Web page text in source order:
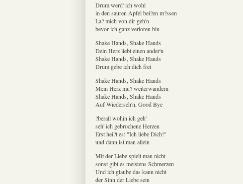
Drum werd' ich wohl
in den sauren Apfel bei?en m?ssen
La? mich von dir geh'n
bevor ich ganz verloren bin
Shake Hands, Shake Hands
Dein Herz liebt einen ander'n
Shake Hands, Shake Hands
Drum gebe ich dich frei
Shake Hands, Shake Hands
Mein Herz mu? weiterwandern
Shake Hands, Shake Hands
Auf Wiederseh'n, Good Bye
?berall wohin ich geh'
seh' ich gebrochene Herzen
Erst hei?t es: "Ich liebe Dich!"
und dann ist man allein
Mit der Liebe spielt man nicht
sonst gibt es meistens Schmerzen
Und ich glaube das kann nicht
der Sinn der Liebe sein